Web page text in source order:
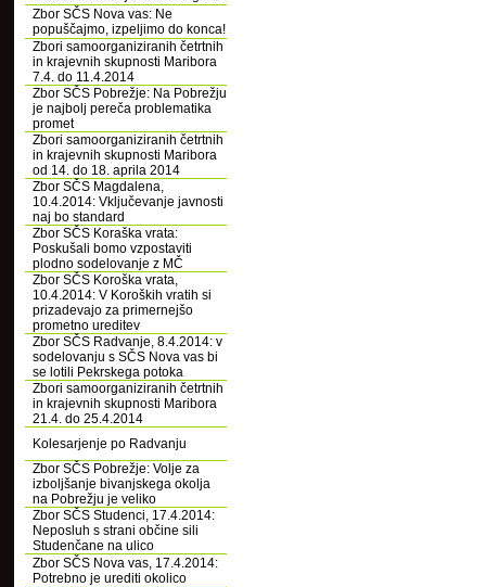
Zbor SČS Nova vas: Ne
popuščajmo, izpeljimo do konca!
Zbori samoorganiziranih četrtnih
in krajevnih skupnosti Maribora
7.4. do 11.4.2014
Zbor SČS Pobrežje: Na Pobrežju
je najbolj pereča problematika
promet
Zbori samoorganiziranih četrtnih
in krajevnih skupnosti Maribora
od 14. do 18. aprila 2014
Zbor SČS Magdalena,
10.4.2014: Vključevanje javnosti
naj bo standard
Zbor SČS Koraška vrata:
Poskušali bomo vzpostaviti
plodno sodelovanje z MČ
Zbor SČS Koroška vrata,
10.4.2014: V Koroških vratih si
prizadevajo za primernejšo
prometno ureditev
Zbor SČS Radvanje, 8.4.2014: v
sodelovanju s SČS Nova vas bi
se lotili Pekrskega potoka
Zbori samoorganiziranih četrtnih
in krajevnih skupnosti Maribora
21.4. do 25.4.2014
Kolesarjenje po Radvanju
Zbor SČS Pobrežje: Volje za
izboljšanje bivanjskega okolja
na Pobrežju je veliko
Zbor SČS Studenci, 17.4.2014:
Neposluh s strani občine sili
Studenčane na ulico
Zbor SČS Nova vas, 17.4.2014:
Potrebno je urediti okolico